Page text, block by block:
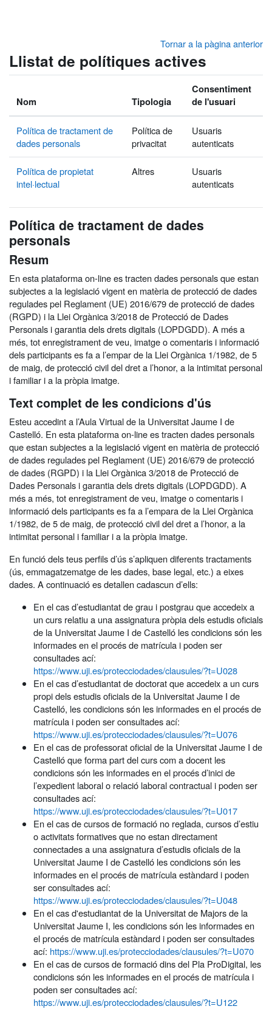
Tornar a la pàgina anterior
Llistat de polítiques actives
Nom Tipologia
Consentiment
de l'usuari
Política de tractament de
dades personals
Política de
privacitat
Usuaris
autenticats
Política de propietat
intel·lectual
Altres
Usuaris
autenticats
Política de tractament de dades
personals
Resum
En esta plataforma on-line es tracten dades personals que estan
subjectes a la legislació vigent en matèria de protecció de dades
regulades pel Reglament (UE) 2016/679 de protecció de dades
(RGPD) i la Llei Orgànica 3/2018 de Protecció de Dades
Personals i garantia dels drets digitals (LOPDGDD). A més a
més, tot enregistrament de veu, imatge o comentaris i informació
dels participants es fa a l’empar de la Llei Orgànica 1/1982, de 5
de maig, de protecció civil del dret a l’honor, a la intimitat personal
i familiar i a la pròpia imatge.
Text complet de les condicions d'ús
Esteu accedint a l’Aula Virtual de la Universitat Jaume I de
Castelló. En esta plataforma on-line es tracten dades personals
que estan subjectes a la legislació vigent en matèria de protecció
de dades regulades pel Reglament (UE) 2016/679 de protecció
de dades (RGPD) i la Llei Orgànica 3/2018 de Protecció de
Dades Personals i garantia dels drets digitals (LOPDGDD). A
més a més, tot enregistrament de veu, imatge o comentaris i
informació dels participants es fa a l’empara de la Llei Orgànica
1/1982, de 5 de maig, de protecció civil del dret a l’honor, a la
intimitat personal i familiar i a la pròpia imatge.
En funció dels teus perfils d’ús s’apliquen diferents tractaments
(ús, emmagatzematge de les dades, base legal, etc.) a eixes
dades. A continuació es detallen cadascun d’ells:
En el cas d’estudiantat de grau i postgrau que accedeix a
un curs relatiu a una assignatura pròpia dels estudis oficials
de la Universitat Jaume I de Castelló les condicions són les
informades en el procés de matrícula i poden ser
consultades ací:
https://www.uji.es/protecciodades/clausules/?t=U028
En el cas d’estudiantat de doctorat que accedeix a un curs
propi dels estudis oficials de la Universitat Jaume I de
Castelló, les condicions són les informades en el procés de
matrícula i poden ser consultades ací:
https://www.uji.es/protecciodades/clausules/?t=U076
En el cas de professorat oficial de la Universitat Jaume I de
Castelló que forma part del curs com a docent les
condicions són les informades en el procés d’inici de
l’expedient laboral o relació laboral contractual i poden ser
consultades ací:
https://www.uji.es/protecciodades/clausules/?t=U017
En el cas de cursos de formació no reglada, cursos d’estiu
o activitats formatives que no estan directament
connectades a una assignatura d’estudis oficials de la
Universitat Jaume I de Castelló les condicions són les
informades en el procés de matrícula estàndard i poden
ser consultades ací:
https://www.uji.es/protecciodades/clausules/?t=U048
En el cas d'estudiantat de la Universitat de Majors de la
Universitat Jaume I, les condicions són les informades en
el procés de matrícula estàndard i poden ser consultades
ací: https://www.uji.es/protecciodades/clausules/?t=U070
En el cas de cursos de formació dins del Pla ProDigital, les
condicions són les informades en el procés de matrícula i
poden ser consultades ací:
https://www.uji.es/protecciodades/clausules/?t=U122